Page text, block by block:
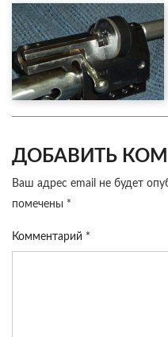
ДОБАВИТЬ
Ваш адрес email не будет
помечены *
Комментарий *